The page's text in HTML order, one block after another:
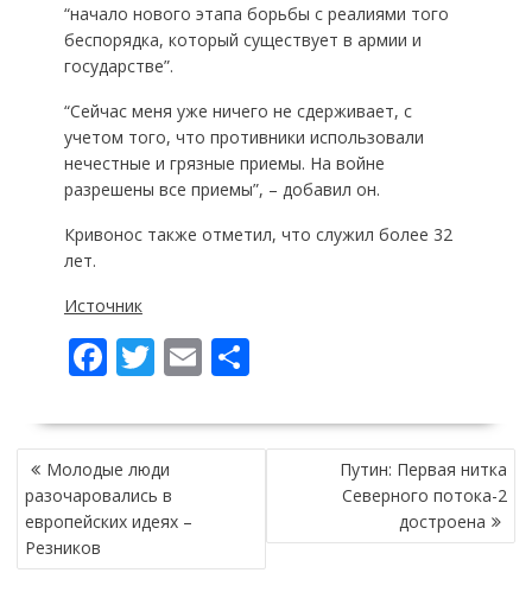
“начало нового этапа борьбы с реалиями того
беспорядка, который существует в армии и
государстве”.
“Сейчас меня уже ничего не сдерживает, с
учетом того, что противники использовали
нечестные и грязные приемы. На войне
разрешены все приемы”, – добавил он.
Кривонос также отметил, что служил более 32
лет.
Источник
F
e
b
o
k
T
itt
er
E
ai
П
ді
т
и
НАВІГАЦІЯ
ЗАПИСІВ
Молодые люди
разочаровались в
европейских идеях –
Резников
Путин: Первая нитка
Северного потока-2
достроена